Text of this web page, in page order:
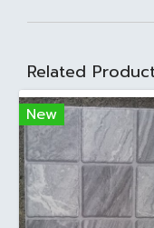
Related
New